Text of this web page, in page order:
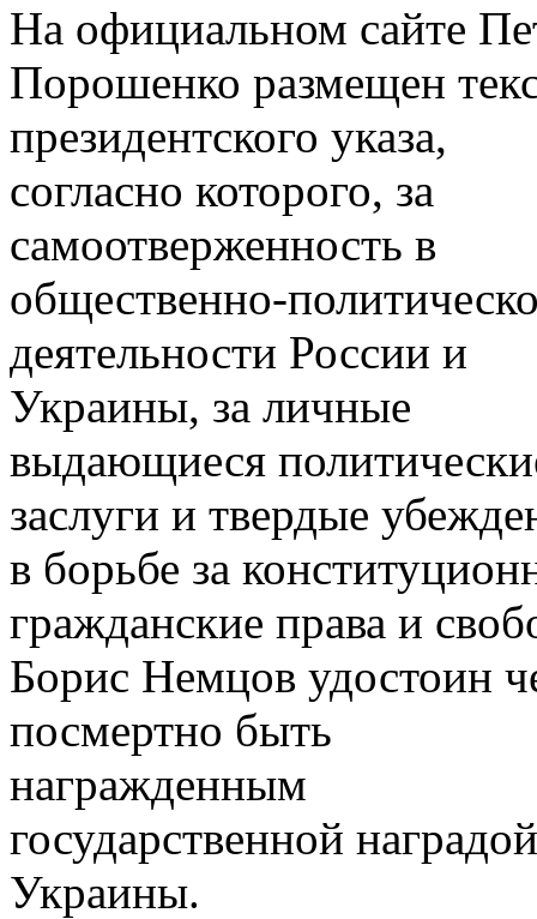
На официальном сайте
Порошенко размещен
президентского указа,
согласно которого, за
самоотверженность в
общественно-
деятельности России и
Украины, за личные
выдающиеся
заслуги и твердые
в борьбе за
гражданские права и
Борис Немцов удостоин
посмертно быть
награжденным
государственной наградой
Украины.